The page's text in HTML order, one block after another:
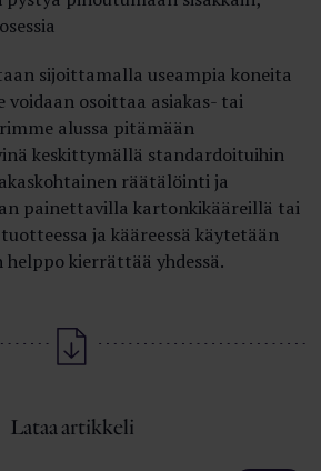
sijoittamalla useampia koneita
voidaan osoittaa asiakas- tai
alussa pitämään
keskittymällä standardoituihin
räätälöinti ja
painettavilla kartonkikääreillä tai
ja kääreessä käytetään
helppo kierrättää yhdessä.
Lataa artikkeli